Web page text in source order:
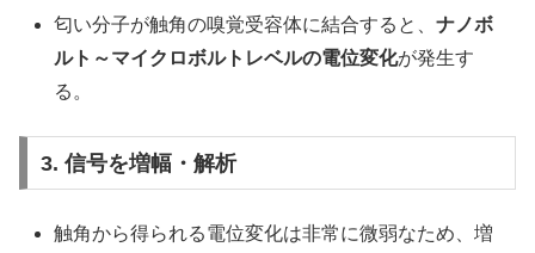
匂い分子が触角の嗅覚受容体に結合すると、ナノボ
ルト～マイクロボルトレベルの電位変化が発生す
る。
3. 信号を増幅・解析
触角から得られる電位変化は非常に微弱なため、増